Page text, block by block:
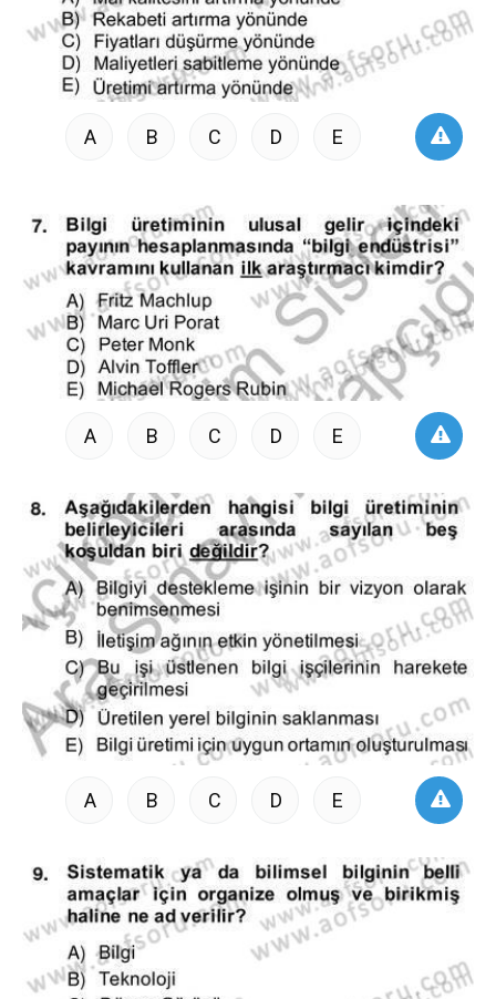
A B C D E
A B C D E
A B C D E